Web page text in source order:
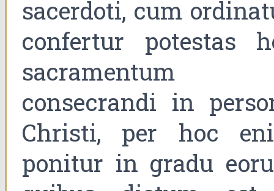
sacerdoti, cum
confertur potestas
sacramentum
consecrandi in
Christi, per hoc
ponitur in gradu